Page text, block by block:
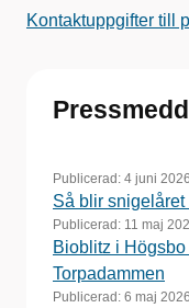
Kontaktuppgifter till
Publicerad: 4 juni 2026
Så blir snigelåret
Publicerad: 11 maj
Bioblitz i
Torpadammen
Publicerad: 6 maj 2026